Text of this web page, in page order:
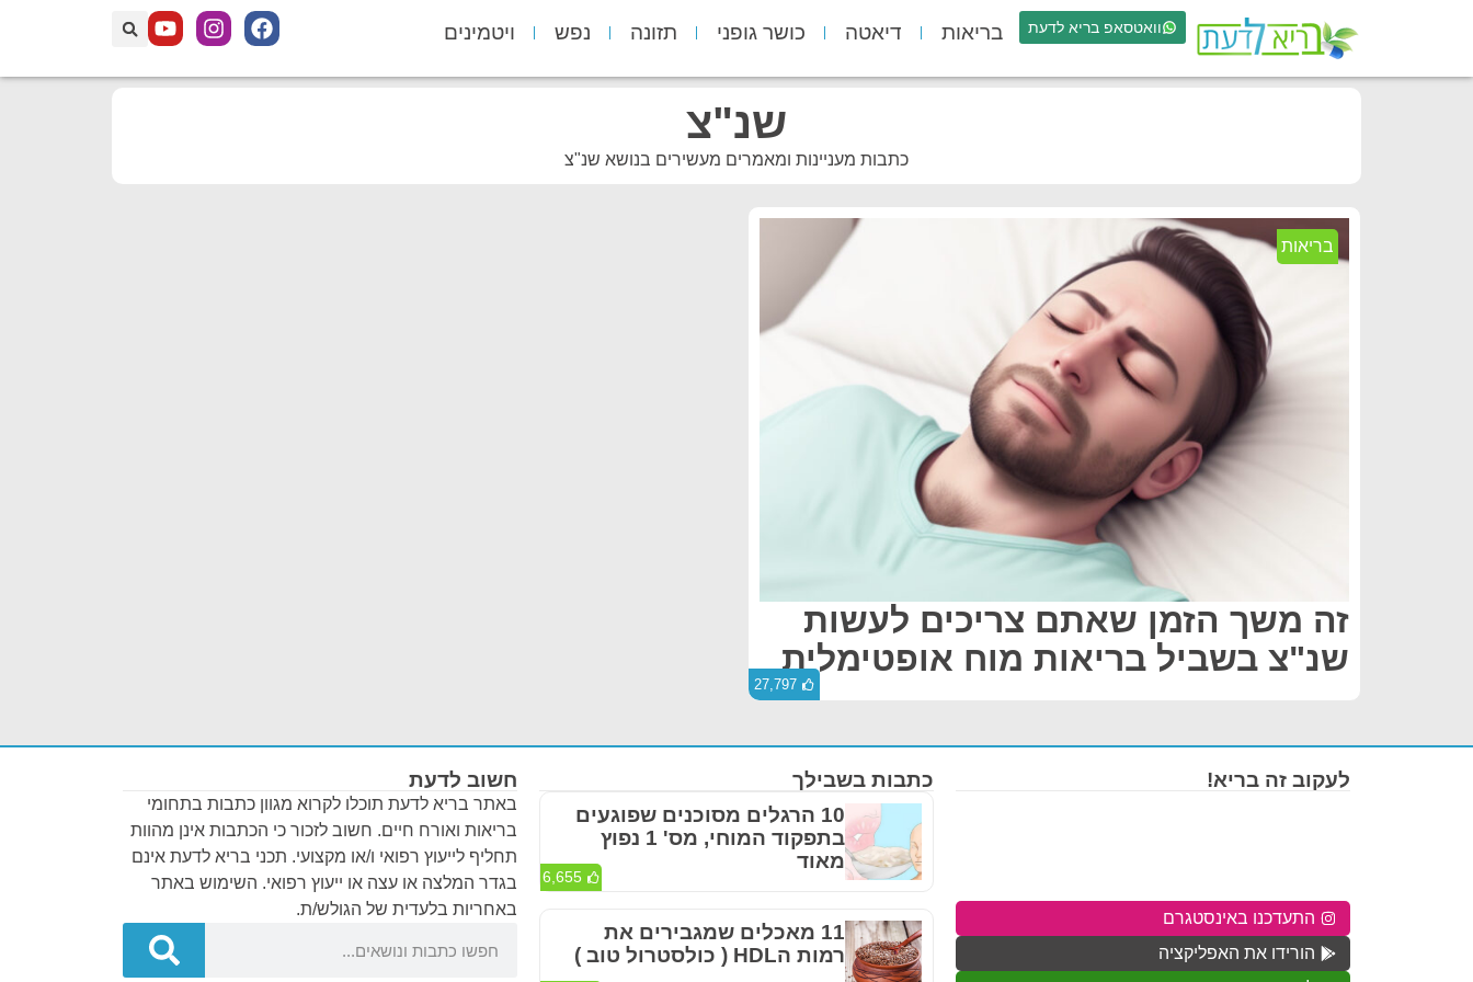
וואטסאפ בריא לדעת בריאות דיאטה כושר גופני תזונה נפש ויטמינים
שנ"צ
כתבות מעניינות ומאמרים מעשירים בנושא שנ"צ
בריאות
זה משך הזמן שאתם צריכים לעשות
שנ"צ בשביל בריאות מוח אופטימלית
27,797
חשוב לדעת
באתר בריא לדעת תוכלו לקרוא מגוון כתבות בתחומי
בריאות ואורח חיים. חשוב לזכור כי הכתבות אינן מהוות
תחליף לייעוץ רפואי ו/או מקצועי. תכני בריא לדעת אינם
בגדר המלצה או עצה או ייעוץ רפואי. השימוש באתר
באחריות בלעדית של הגולש/ת.
כתבות בשבילך
10 הרגלים מסוכנים שפוגעים
בתפקוד המוחי, מס' 1 נפוץ
מאוד
6,655
11 מאכלים שמגבירים את
רמות הHDL ( כולסטרול טוב )
לעקוב זה בריא!
התעדכנו באינסטגרם
הורידו את האפליקציה